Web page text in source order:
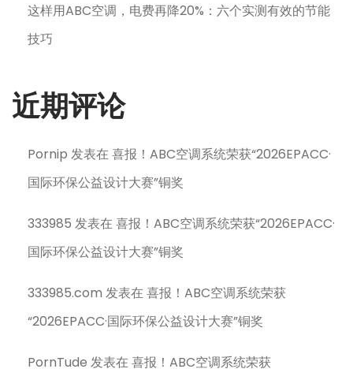
这样用ABC空调，电费再降20%：六个实测有效的节能
技巧
近期评论
Pornip 发表在喜报！ABC空调系统荣获“2026EPACC·
国际环保公益设计大赛”铜奖
333985 发表在喜报！ABC空调系统荣获“2026EPACC·
国际环保公益设计大赛”铜奖
333985.com 发表在喜报！ABC空调系统荣获
“2026EPACC·国际环保公益设计大赛”铜奖
PornTude 发表在喜报！ABC空调系统荣获